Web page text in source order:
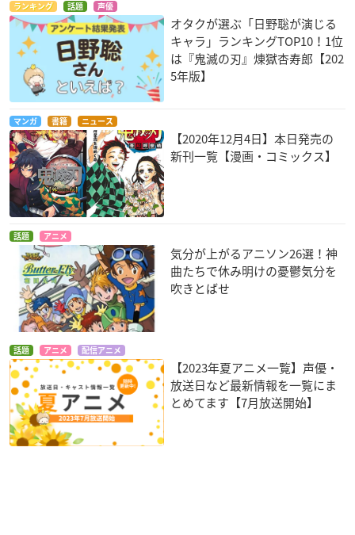
ランキング 話題 声優
オタクが選ぶ「日野聡が演じる
キャラ」ランキングTOP10！1位
は『鬼滅の刃』煉󠄁獄杏寿郎【202
5年版】
マンガ 書籍 ニュース
【2020年12月4日】本日発売の
新刊一覧【漫画・コミックス】
話題 アニメ
気分が上がるアニソン26選！神
曲たちで休み明けの憂鬱気分を
吹きとばせ
話題 アニメ 配信アニメ
【2023年夏アニメ一覧】声優・
放送日など最新情報を一覧にま
とめてます【7月放送開始】